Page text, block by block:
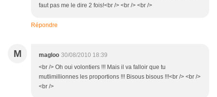
faut pas me le dire 2 fois!<br /> <br /> <br />
Répondre
M magloo 30/08/2010 18:39
<br /> Oh oui volontiers !!! Mais il va falloir que tu
mutlimillionnes les proportions !!! Bisous bisous !!!<br /> <br />
<br />